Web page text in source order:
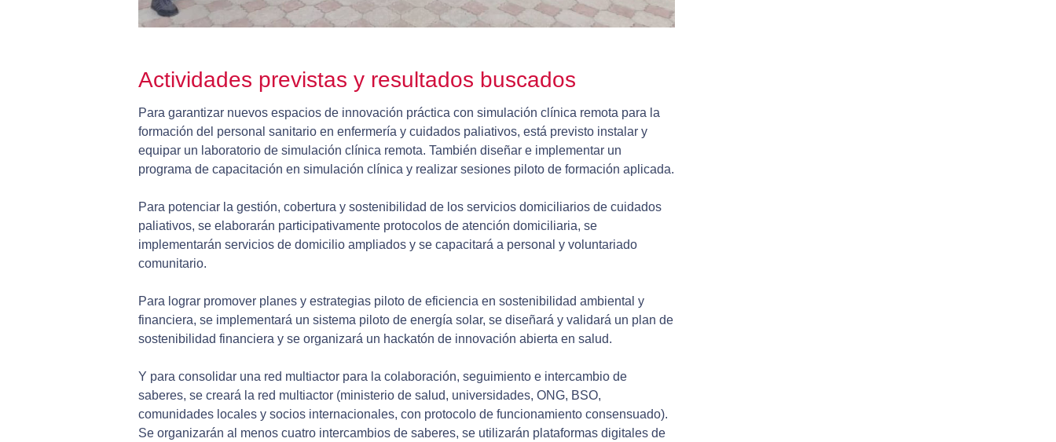
Actividades previstas y resultados buscados
Para garantizar nuevos espacios de innovación práctica con simulación clínica remota para la
formación del personal sanitario en enfermería y cuidados paliativos, está previsto instalar y
equipar un laboratorio de simulación clínica remota. También diseñar e implementar un
programa de capacitación en simulación clínica y realizar sesiones piloto de formación aplicada.
Para potenciar la gestión, cobertura y sostenibilidad de los servicios domiciliarios de cuidados
paliativos, se elaborarán participativamente protocolos de atención domiciliaria, se
implementarán servicios de domicilio ampliados y se capacitará a personal y voluntariado
comunitario.
Para lograr promover planes y estrategias piloto de eficiencia en sostenibilidad ambiental y
financiera, se implementará un sistema piloto de energía solar, se diseñará y validará un plan de
sostenibilidad financiera y se organizará un hackatón de innovación abierta en salud.
Y para consolidar una red multiactor para la colaboración, seguimiento e intercambio de
saberes, se creará la red multiactor (ministerio de salud, universidades, ONG, BSO,
comunidades locales y socios internacionales, con protocolo de funcionamiento consensuado).
Se organizarán al menos cuatro intercambios de saberes, se utilizarán plataformas digitales de